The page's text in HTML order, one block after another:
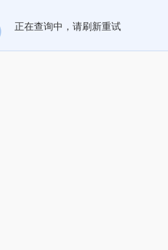
正在查询中，请刷新重试